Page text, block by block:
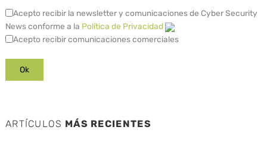
Acepto recibir la newsletter y comunicaciones de Cyber Security
News conforme a la Política de Privacidad
Acepto recibir comunicaciones comerciales
ARTÍCULOS MÁS RECIENTES